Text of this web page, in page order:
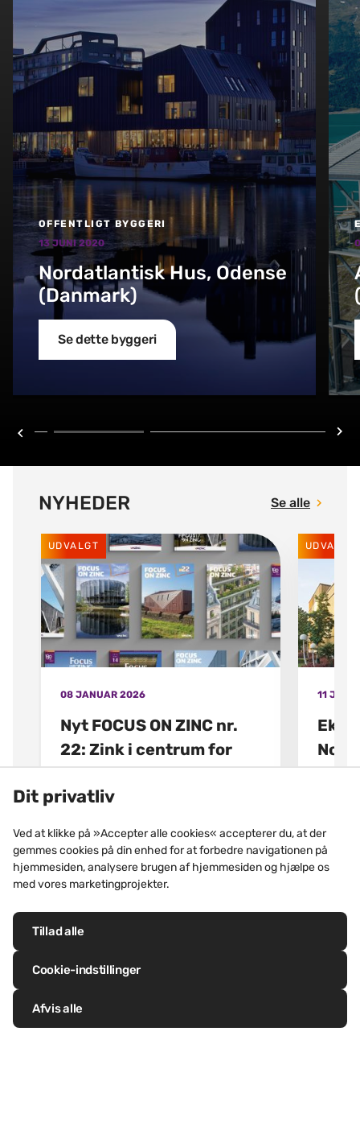
OFFENTLIGT BYGGERI
13 JUNI 2020
Nordatlantisk Hus, Odense
(Danmark)
Se dette byggeri
NYHEDER Se alle
UDVALGT
08 JANUAR 2026
Nyt FOCUS ON ZINC nr.
22: Zink i centrum for
kreativitet
Zink markerer sig i stigende grad
som et materiale, der inspirerer og
driver innovation. Oplev vores nye
magasin, skabt til arkitekter, der
søger modige projekter og
skræddersyede løsninger.
Læs mere
UDVALGT
11 JUNI
Læs
Dit privatliv
Ved at klikke på »Accepter alle cookies« accepterer du, at der
gemmes cookies på din enhed for at forbedre navigationen på
hjemmesiden, analysere brugen af hjemmesiden og hjælpe os
med vores marketingprojekter.
Tillad alle
Cookie-indstillinger
Afvis alle